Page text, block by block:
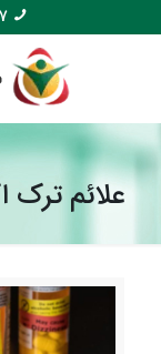
علائم